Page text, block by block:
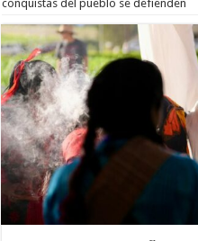
conquistas del pueblo se defienden